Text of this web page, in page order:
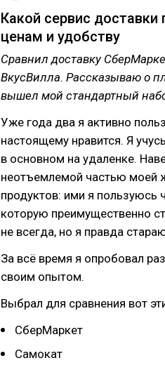
Какой сервис
ценам и удобству
Сравнил доставку
ВкусВилла. Рассказываю о
вышел мой стандартный
Уже года два я активно
настоящему нравится. Я
в основном на удаленке.
неотъемлемой частью моей
продуктов: ими я
которую преимущественно
не всегда, но я правда
За всё время я опробовал
своим опытом.
Выбрал для сравнения вот
СберМаркет
Самокат